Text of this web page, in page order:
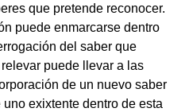
que pretende reconocer.
puede enmarcarse dentro
del saber que
puede llevar a las
de un nuevo saber
exixtente dentro de esta